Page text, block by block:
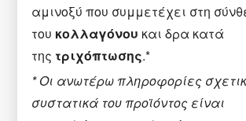
αμινοξύ που συμμετέχει στη
του κολλαγόνου και δρα κατά
της τριχόπτωσης.*
* Οι ανωτέρω πληροφορίες
συστατικά του προϊόντος είναι